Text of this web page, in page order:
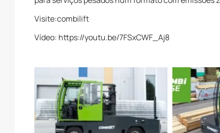
Visite:combilift
Vídeo: https://youtu.be/7FSxCWF_Aj8